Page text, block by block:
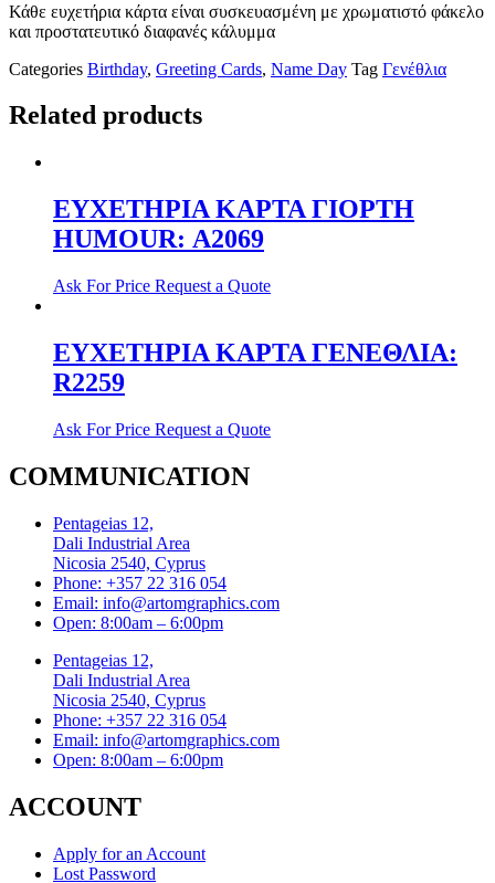
Κάθε ευχετήρια κάρτα είναι συσκευασμένη με χρωματιστό φάκελο
και προστατευτικό διαφανές κάλυμμα
Categories Birthday, Greeting Cards, Name Day Tag Γενέθλια
Related products
ΕΥΧΕΤΗΡΙΑ ΚΑΡΤΑ ΓΙΟΡΤΗ
HUMOUR: Α2069
Ask For Price Request a Quote
ΕΥΧΕΤΗΡΙΑ ΚΑΡΤΑ ΓΕΝΕΘΛΙΑ:
R2259
Ask For Price Request a Quote
COMMUNICATION
Pentageias 12,
Dali Industrial Area
Nicosia 2540, Cyprus
Phone: +357 22 316 054
Email: info@artomgraphics.com
Open: 8:00am – 6:00pm
Pentageias 12,
Dali Industrial Area
Nicosia 2540, Cyprus
Phone: +357 22 316 054
Email: info@artomgraphics.com
Open: 8:00am – 6:00pm
ACCOUNT
Apply for an Account
Lost Password